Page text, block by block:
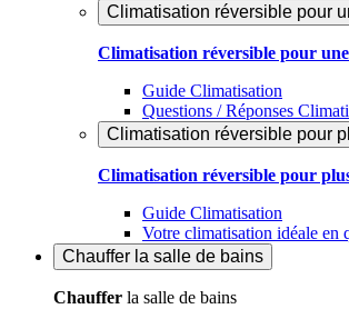
Climatisation réversible pour
Climatisation réversible pour une
Guide Climatisation
Questions / Réponses
Climatisation réversible pour
Climatisation réversible pour
Guide Climatisation
Votre climatisation idéale en
Chauffer la salle de bains
Chauffer la salle de bains